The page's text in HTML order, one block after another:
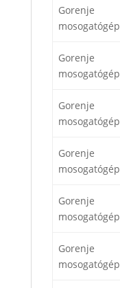
Gorenje
mosogatógép
Gorenje
mosogatógép
Gorenje
mosogatógép
Gorenje
mosogatógép
Gorenje
mosogatógép
Gorenje
mosogatógép